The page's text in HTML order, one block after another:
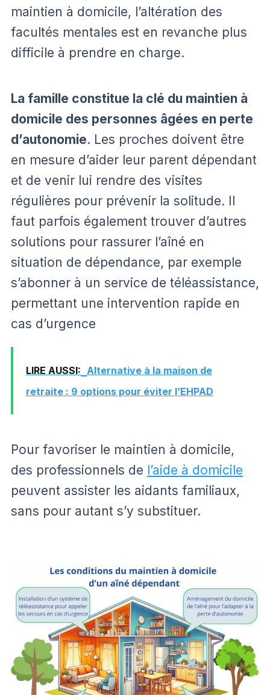
maintien à domicile, l’altération des
facultés mentales est en revanche plus
difficile à prendre en charge.
La famille constitue la clé du maintien à
domicile des personnes âgées en perte
d’autonomie. Les proches doivent être
en mesure d’aider leur parent dépendant
et de venir lui rendre des visites
régulières pour prévenir la solitude. Il
faut parfois également trouver d’autres
solutions pour rassurer l’aîné en
situation de dépendance, par exemple
s’abonner à un service de téléassistance,
permettant une intervention rapide en
cas d’urgence
LIRE AUSSI: Alternative à la maison de
retraite : 9 options pour éviter l’EHPAD
Pour favoriser le maintien à domicile,
des professionnels de l’aide à domicile
peuvent assister les aidants familiaux,
sans pour autant s’y substituer.